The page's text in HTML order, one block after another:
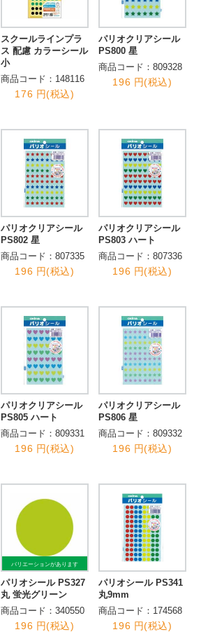
スクールラインプラ
ス 配慮 カラーシール
小
商品コード：148116
176 円(税込)
パリオクリアシール
PS800 星
商品コード：809328
196 円(税込)
パリオクリアシール
PS802 星
商品コード：807335
196 円(税込)
パリオクリアシール
PS803 ハート
商品コード：807336
196 円(税込)
パリオクリアシール
PS805 ハート
商品コード：809331
196 円(税込)
パリオクリアシール
PS806 星
商品コード：809332
196 円(税込)
バリエーションがあります
パリオシール PS327
丸 蛍光グリーン
商品コード：340550
196 円(税込)
パリオシール PS341
丸9mm
商品コード：174568
196 円(税込)